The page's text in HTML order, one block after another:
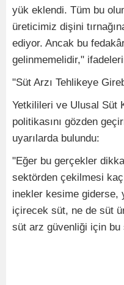
yük eklendi. Tüm bu
üreticimiz dişini
ediyor. Ancak bu
gelinmemelidir,"
"Süt Arzı Tehlikeye
Yetkilileri ve Ulusal Süt
politikasını gözden
uyarılarda bulundu:
"Eğer bu gerçekler
sektörden çekilmesi
inekler kesime giderse,
içirecek süt, ne de süt
süt arz güvenliği için bu